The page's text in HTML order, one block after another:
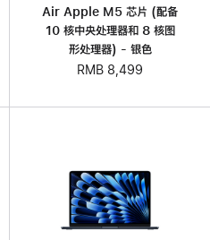
Air Apple M5 芯片 (配备
10 核中央处理器和 8 核图
形处理器) - 银色
RMB 8,499